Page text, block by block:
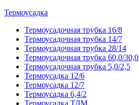
Термоусадка
Термоусадочная трубка 16/8
Термоусадочная трубка 14/7
Термоусадочная трубка 28/14
Термоусадочная трубка 60,0/30,0
Термоусадочная трубка 5,0/2,5
Термоусадка 12/6
Термоусадка 12/7
Термоусадка 6,4/2
Термоусадка ТДМ